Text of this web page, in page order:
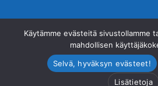
© Suomen
Valimotie 10, 00380
office@biathlon.fi
Käytämme evästeitä sivustollamme
mahdollisen
Selvä, hyväksyn evästeet!
Lisätietoja